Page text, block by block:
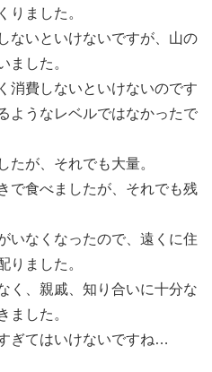
りました。
ないといけないですが、山の
ました。
消費しないといけないのです
ようなレベルではなかったで
たが、それでも大量。
食べましたが、それでも残
いなくなったので、遠くに住
りました。
く、親戚、知り合いに十分な
ました。
ぎてはいけないですね…